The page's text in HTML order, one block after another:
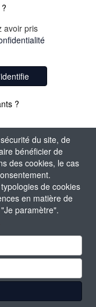
du site, de
bénéficier de
des cookies, le cas
de cookies
en matière de
paramètre".
avoir pris
?